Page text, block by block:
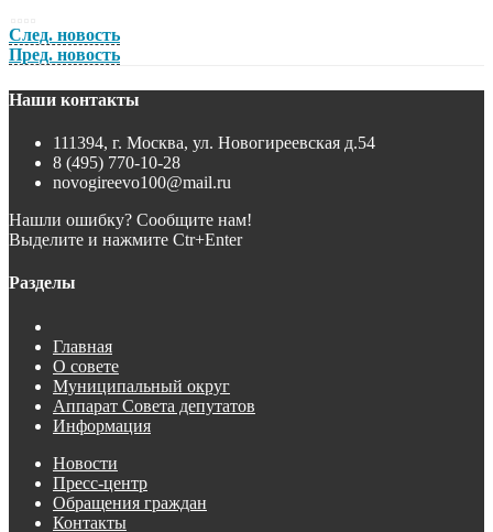
След. новость
Пред. новость
Наши контакты
111394, г. Москва, ул. Новогиреевская д.54
8 (495) 770-10-28
novogireevo100@mail.ru
Нашли ошибку? Сообщите нам!
Выделите и нажмите Ctr+Enter
Разделы
Главная
О совете
Муниципальный округ
Аппарат Совета депутатов
Информация
Новости
Пресс-центр
Обращения граждан
Контакты